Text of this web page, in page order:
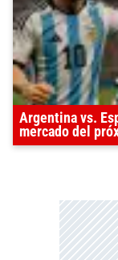
Argentina vs.
mercado del